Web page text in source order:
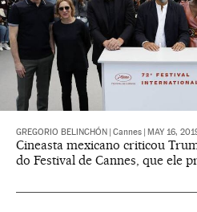
GREGORIO BELINCHÓN Cannes MAY 16,
Cineasta mexicano criticou
do Festival de Cannes, que ele